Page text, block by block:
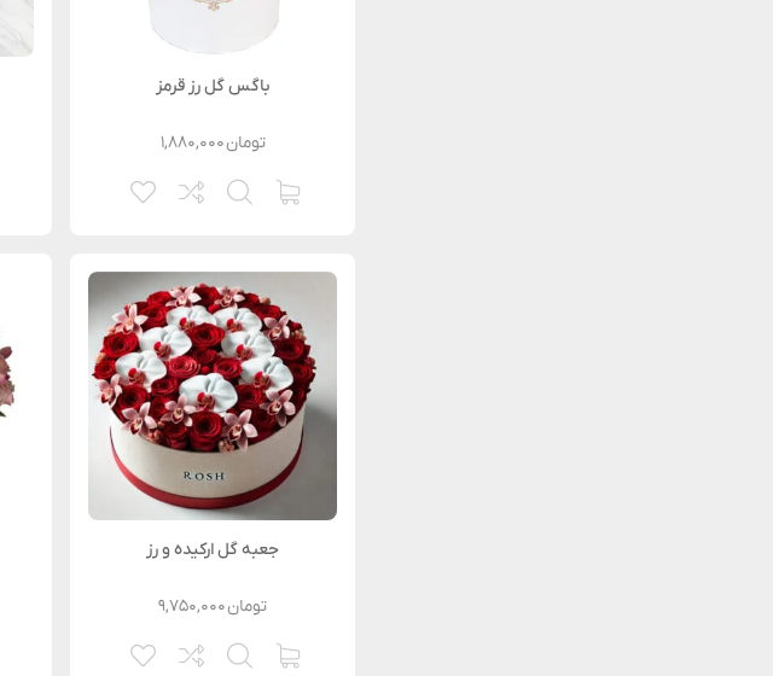
باگس گل رز قرمز
۱,۸۸۰,۰۰۰تومان
جعبه گل ارکیده و رز
۹,۷۵۰,۰۰۰تومان